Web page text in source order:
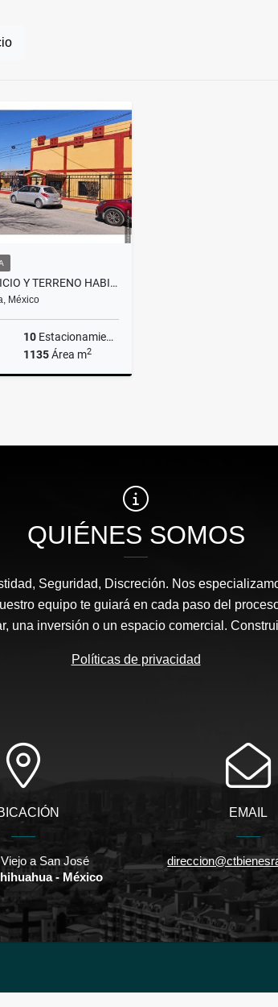
"VENTA DE EDIFICIO Y TERRENO HABITACIONAL EN CD. JUÁREZ, CHIH."
México
10Estacionamiento
1135Área m2
QUIÉNES SOMOS
Seguridad, Discreción. Nos
equipo te guiará en cada paso del
una inversión o un espacio comercial.
Políticas de privacidad
a San José
- México
EMAIL